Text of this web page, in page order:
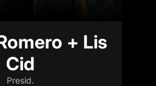
+ Lis
Cid
Presid.